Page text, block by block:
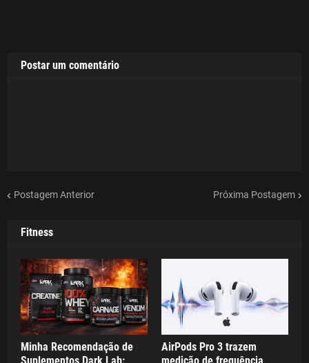
Postar um comentário
Postagem Anterior Próxima Postagem
Fitness
Minha Recomendação de
Suplementos Dark Lab:
AirPods Pro 3 trazem
medição de frequência